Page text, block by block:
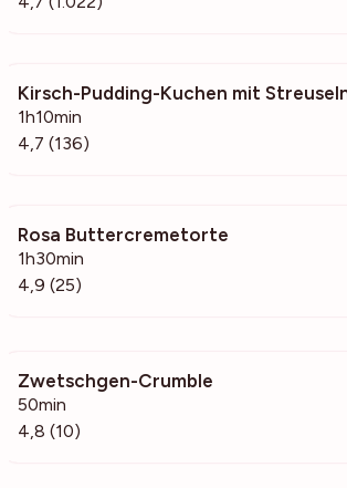
Kirsch-Pudding-Kuchen mit
1h10min
4,7 (136)
Rosa Buttercremetorte
1h30min
4,9 (25)
Zwetschgen-Crumble
50min
4,8 (10)